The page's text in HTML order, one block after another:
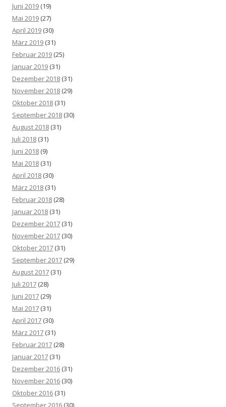
Juni 2019 (19)
Mai 2019 (27)
April 2019 (30)
März 2019 (31)
Februar 2019 (25)
Januar 2019 (31)
Dezember 2018 (31)
November 2018 (29)
Oktober 2018 (31)
September 2018 (30)
August 2018 (31)
Juli 2018 (31)
Juni 2018 (9)
Mai 2018 (31)
April 2018 (30)
März 2018 (31)
Februar 2018 (28)
Januar 2018 (31)
Dezember 2017 (31)
November 2017 (30)
Oktober 2017 (31)
September 2017 (29)
August 2017 (31)
Juli 2017 (28)
Juni 2017 (29)
Mai 2017 (31)
April 2017 (30)
März 2017 (31)
Februar 2017 (28)
Januar 2017 (31)
Dezember 2016 (31)
November 2016 (30)
Oktober 2016 (31)
September 2016 (30)